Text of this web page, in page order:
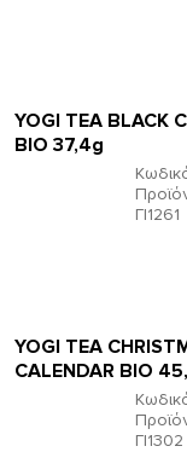
ΓΙ1261
YOGI TEA BLACK
ΒΙΟ 37,4g
ΓΙ1302
YOGI TEA
CALENDAR ΒΙΟ